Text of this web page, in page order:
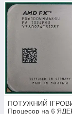
ПОТУЖНИЙ
Процесор на 6